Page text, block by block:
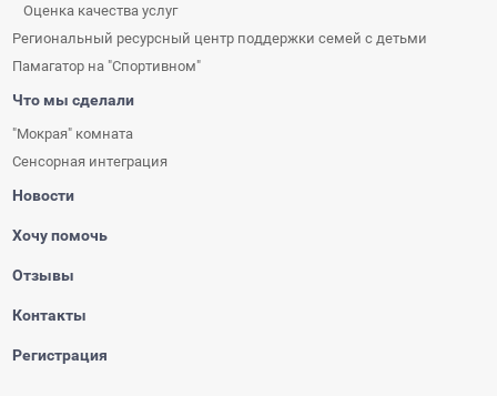
Оценка качества услуг
Региональный ресурсный центр поддержки семей с детьми
Памагатор на "Спортивном"
Что мы сделали
"Мокрая" комната
Сенсорная интеграция
Новости
Хочу помочь
Отзывы
Контакты
Регистрация